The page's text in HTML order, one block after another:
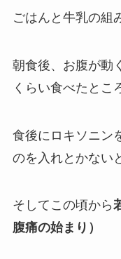
ごはんと牛乳の組
朝食後、お腹が動
くらい食べたとこ
食後にロキソニン
のを入れとかない
そしてこの頃から
腹痛の始まり）